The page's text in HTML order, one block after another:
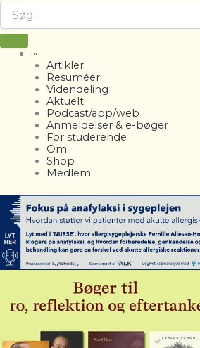
···
Artikler
Resuméer
Videndeling
Aktuelt
Podcast/app/web
Anmeldelser & e-bøger
For studerende
Om
Shop
Medlem